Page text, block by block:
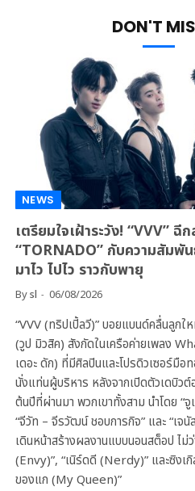
DON'T
NEWS
เตรียมใจเฝ้าระวัง! “VVV” ฉี
“TORNADO” กับความสัมพัน
มาไว ไปไว ราวกับพายุ
Bysl 06/08/2026
“VVV (ทริปเปิ้ลวี)” บอยแบนด์คลื่นลูก
(วูป มิวสิค) สังกัดในเครือค่ายเพลง
เดอะ ดัก) ที่มีศิลปินและโปรดิวเซอร์มือ
นั่งแท่นผู้บริหาร หลังจากเปิดตัวเดบิวต์
ต้นปีที่ผ่านมา พวกเขาทั้งสาม นำโดย “จู
“จีวัท – จีรวัฒน์ ชอบการกิจ” และ “เจ
เดินหน้าสร้างผลงานแบบนอนสต็อป ไม่
(Envy)”, “เนิร์ดดี (Nerdy)” และซิงเกิ
ของแก (My Queen)”